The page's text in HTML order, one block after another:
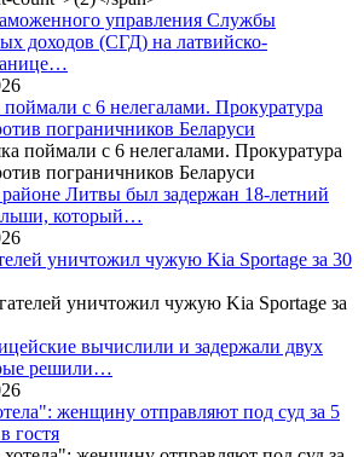
управления Службы
доходов (СГД) на латвийско-
с 6 нелегалами. Прокуратура
пограничников Беларуси
Литвы был задержан 18-летний
который…
уничтожил чужую Kia Sportage за 30
вычислили и задержали двух
решили…
женщину отправляют под суд за 5
гостя